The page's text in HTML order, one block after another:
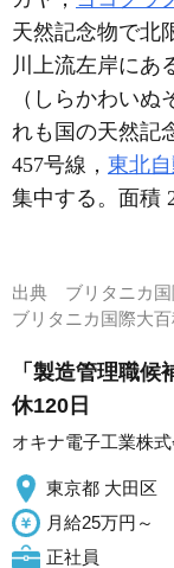
天然記念物で北
川上流左岸にあ
（しらかわい
れも国の天然記
457号線， 東北
集中する。面積
出典 ブリタニカ
ブリタニカ国際大
「製造管理職
休120日
オキナ電子工業株
東京都 大田区
月給25万円～
正社員